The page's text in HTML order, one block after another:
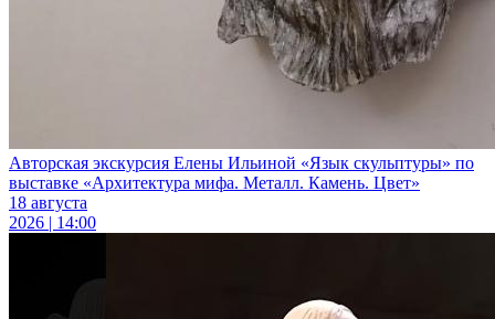
Авторская экскурсия Елены Ильиной «Язык скульптуры» по
выставке «Архитектура мифа. Металл. Камень. Цвет»
18 августа
2026 | 14:00